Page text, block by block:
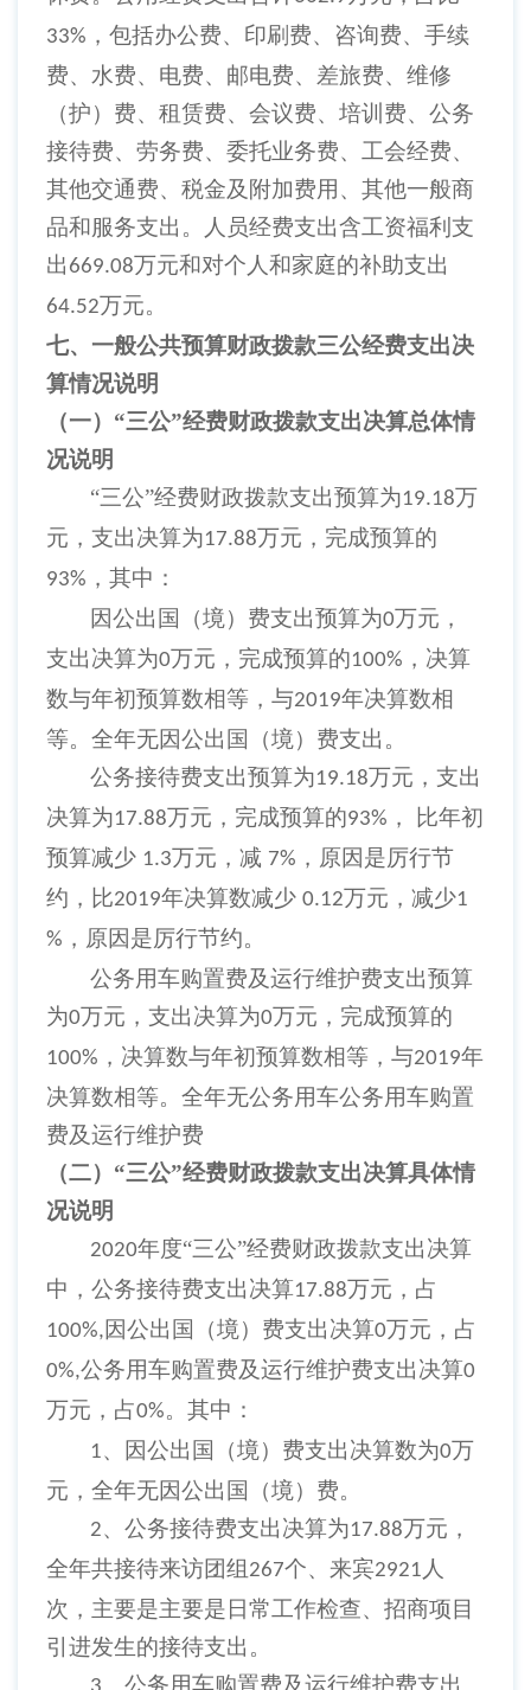
33% ，包括办公费、印刷费、咨询费、手续
费、水费、电费、邮电费、差旅费、维修
（护）费、租赁费、会议费、培训费、公务
接待费、劳务费、委托业务费、工会经费、
其他交通费、税金及附加费用、其他一般商
品和服务支出。人员经费支出含工资福利支
出 669.08万元和对个人和家庭的补助支出
64.52万元。
七、一般公共预算财政拨款三公经费支出决
算情况说明
（一） “三公”经费财政拨款支出决算总体情
况说明
“三公”经费财政拨款支出预算为19.18万
元，支出决算为17.88万元，完成预算的
93% ，其中：
因公出国（境）费支出预算为0万元，
支出决算为0万元，完成预算的100% ，决算
数与年初预算数相等，与2019年决算数相
等。全年无因公出国（境）费支出。
公务接待费支出预算为19.18万元，支出
决算为17.88万元，完成预算的93% ， 比年初
预算减少 1.3万元，减 7% ，原因是厉行节
约，比2019年决算数减少 0.12万元，减少1
% ，原因是厉行节约。
公务用车购置费及运行维护费支出预算
为0万元，支出决算为0万元，完成预算的
100% ，决算数与年初预算数相等，与2019年
决算数相等。全年无公务用车公务用车购置
费及运行维护费
（二） “三公”经费财政拨款支出决算具体情
况说明
2020年度“三公”经费财政拨款支出决算
中，公务接待费支出决算17.88万元，占
100%, 因公出国（境）费支出决算0万元，占
0%,公务用车购置费及运行维护费支出决算0
万元，占0%。其中：
1、因公出国（境）费支出决算数为0万
元，全年无因公出国（境）费。
2、公务接待费支出决算为17.88万元，
全年共接待来访团组 267个、来宾2921 人
次，主要是主要是日常工作检查、招商项目
引进发生的接待支出。